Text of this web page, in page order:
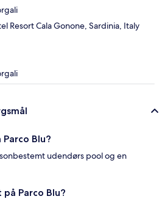
Resort Cala Gonone, Sardinia, Italy
Blu?
udendørs pool og en
Parco Blu?